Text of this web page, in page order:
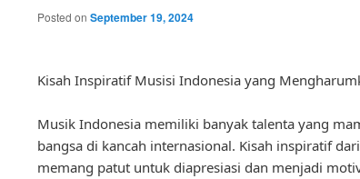
Posted on September 19, 2024
Kisah Inspiratif Musisi Indonesia yang
Musik Indonesia memiliki banyak talenta yang
bangsa di kancah internasional. Kisah inspiratif
memang patut untuk diapresiasi dan menjadi